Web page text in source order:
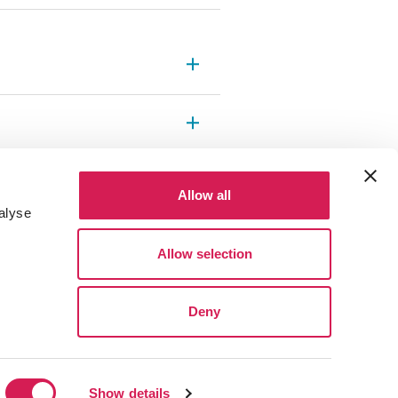
Show details
Allow all
Allow selection
Deny
책 동의 변경